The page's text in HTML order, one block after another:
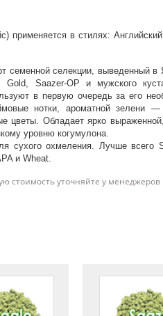
применяется в стилях:
семенной селекции, выведенный в
Gold, Saazer-OP и мужского
в первую очередь за его
нотки, ароматной зелени
цветы. Обладает ярко
уровню когумулона.
сухого охмеления. Лучше всего
и Wheat.
стоимость уточняйте у менеджеров